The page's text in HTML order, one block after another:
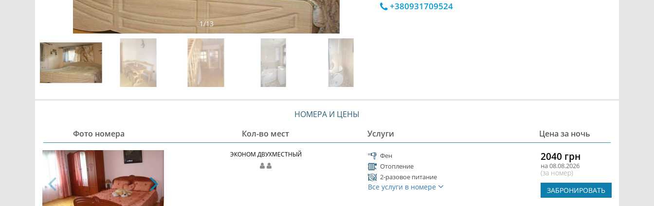
1/13
+380931709524
НОМЕРА И ЦЕНЫ
Фото номера
Кол-во мест Услуги Цена за ночь
ЭКОНОМ ДВУХМЕСТНЫЙ
Фен
Отопление
2-разовое питание
Все услуги в номере
2040 грн
на 08.08.2026
(за номер)
ЗАБРОНИРОВАТЬ